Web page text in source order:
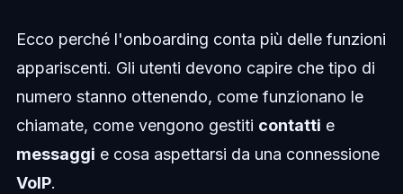
Ecco perché l'onboarding conta più delle funzioni
appariscenti. Gli utenti devono capire che tipo di
numero stanno ottenendo, come funzionano le
chiamate, come vengono gestiti contatti e
messaggi e cosa aspettarsi da una connessione
VoIP.